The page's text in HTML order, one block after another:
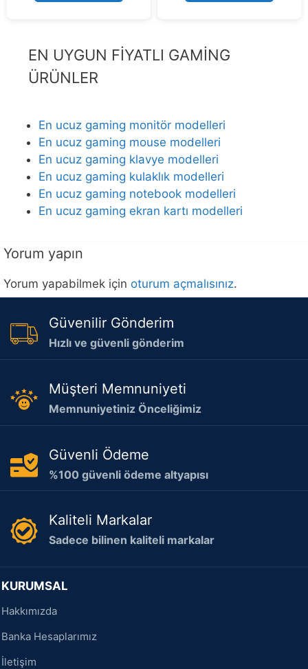
EN UYGUN FİYATLI GAMİNG
ÜRÜNLER
En ucuz gaming monitör modelleri
En ucuz gaming mouse modelleri
En ucuz gaming klavye modelleri
En ucuz gaming kulaklık modelleri
En ucuz gaming notebook modelleri
En ucuz gaming ekran kartı modelleri
Yorum yapın
Yorum yapabilmek için oturum açmalısınız.
Güvenilir Gönderim
Hızlı ve güvenli gönderim
Müşteri Memnuniyeti
Memnuniyetiniz Önceliğimiz
Güvenli Ödeme
%100 güvenli ödeme altyapısı
Kaliteli Markalar
Sadece bilinen kaliteli markalar
KURUMSAL
Hakkımızda
Banka Hesaplarımız
İletişim